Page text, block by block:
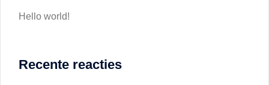
Hello world!
Recente reacties